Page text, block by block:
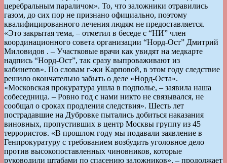
церебральным параличом». То, что заложники отравились
газом, до сих пор не признано официально, поэтому
квалифицированного лечения людям не предоставляется.
«Это закрытая тема, – отметил в беседе с “НИ” член
координационного совета организации “Норд-Ост” Дмитрий
Миловидов . – Участковые врачи как увидят на медкарте
надпись “Норд-Ост”, так сразу выпроваживают из
кабинетов». По словам г-жи Карповой, в этом году следствие
решило окончательно забыть о деле «Норд-Оста».
«Московская прокуратура ушла в подполье, – заявила наша
собеседница. – Ровно год с нами никто не связывался, не
сообщал о сроках продления следствия». Шесть лет
пострадавшие на Дубровке пытались добиться наказания
виновных, пропустивших в центр Москвы группу из 45
террористов. «В прошлом году мы подавали заявление в
Генпрокуратуру с требованием возбудить уголовное дело
против высокопоставленных чиновников, которые
руководили штабами по спасению заложников», – продолжает